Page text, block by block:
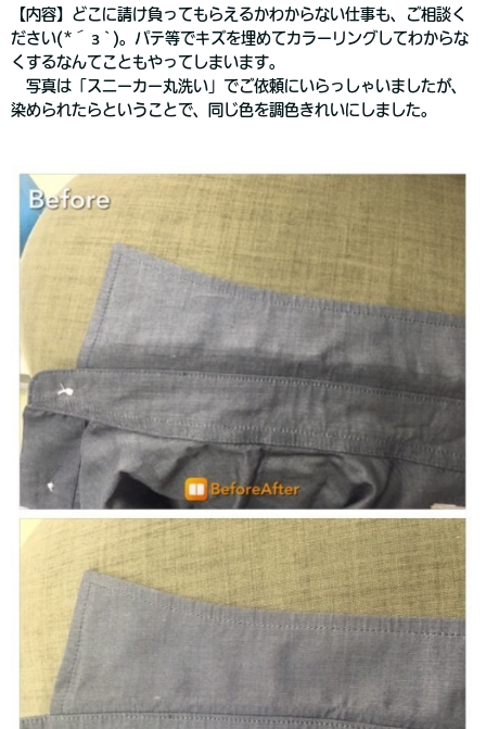
【内容】どこに請け負ってもらえるかわからない仕事も、ご相談く
ださい(*´з`)。パテ等でキズを埋めてカラーリングしてわからな
くするなんてこともやってしまいます。
写真は「スニーカー丸洗い」でご依頼にいらっしゃいましたが、
染められたらということで、同じ色を調色きれいにしました。